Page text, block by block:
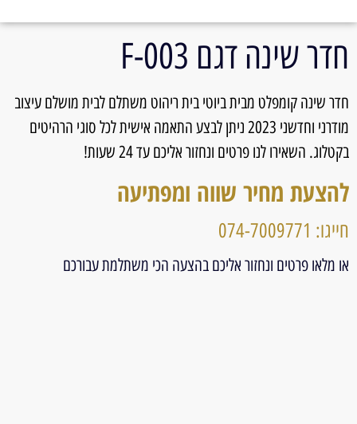
חדר שינה דגם F-003
חדר שינה קומפלט מבית ביוטי בית ריהוט משתלם לבית מושלם עיצוב
מודרני וחדשני 2023 ניתן לבצע התאמה אישית לכל סוגי הרהיטים
בקטלוג. השאירו לנו פרטים ונחזור אליכם עד 24 שעות!
להצעת מחיר שווה ומפתיעה
חייגו: 074-7009771
או מלאו פרטים ונחזור אליכם בהצעה הכי משתלמת עבורכם